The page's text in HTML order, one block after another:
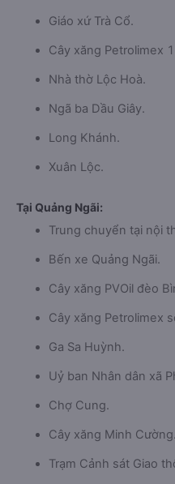
Giáo xứ Trà Cổ.
Cây xăng Petrolimex
Nhà thờ Lộc Hoà.
Ngã ba Dầu Giây.
Long Khánh.
Xuân Lộc.
Tại Quảng Ngãi:
Trung chuyển tại nội
Bến xe Quảng Ngãi.
Cây xăng PVOil đèo
Cây xăng Petrolimex
Ga Sa Huỳnh.
Uỷ ban Nhân dân xã
Chợ Cung.
Cây xăng Minh Cường.
Trạm Cảnh sát Giao